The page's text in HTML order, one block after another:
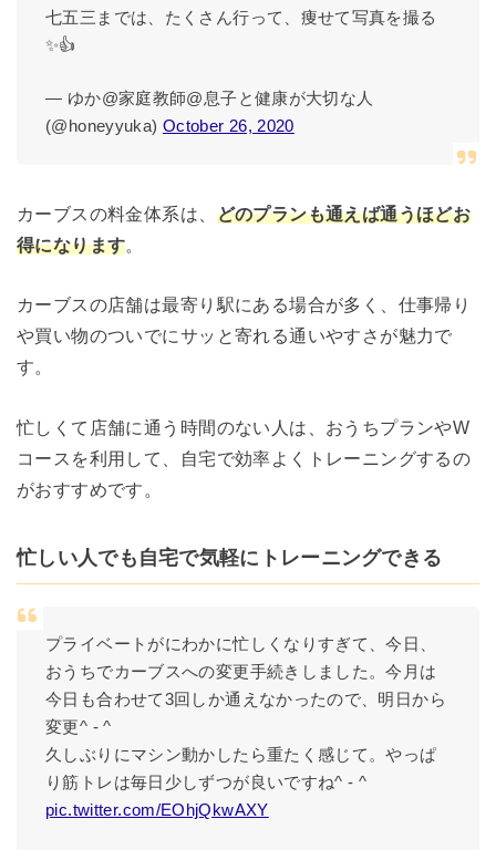
七五三までは、たくさん行って、痩せて写真を撮る
✨👍
— ゆか@家庭教師@息子と健康が大切な人
(@honeyyuka) October 26, 2020
カーブスの料金体系は、 どのプランも通えば通うほどお
得になります。
カーブスの店舗は最寄り駅にある場合が多く、仕事帰り
や買い物のついでにサッと寄れる通いやすさが魅力で
す。
忙しくて店舗に通う時間のない人は、おうちプランやW
コースを利用して、自宅で効率よくトレーニングするの
がおすすめです。
忙しい人でも自宅で気軽にトレーニングできる
プライベートがにわかに忙しくなりすぎて、今日、
おうちでカーブスへの変更手続きしました。今月は
今日も合わせて3回しか通えなかったので、明日から
変更^ - ^
久しぶりにマシン動かしたら重たく感じて。やっぱ
り筋トレは毎日少しずつが良いですね^ - ^
pic.twitter.com/EOhjQkwAXY